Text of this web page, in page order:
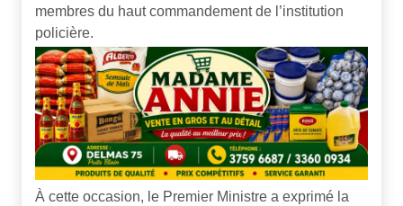
membres du haut commandement de l’institution
policière.
À cette occasion, le Premier Ministre a exprimé la